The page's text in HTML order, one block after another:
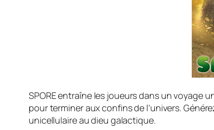
SPORE entraîne les joueurs dans un voyage
pour terminer aux confins de l’univers.
unicellulaire au dieu galactique.